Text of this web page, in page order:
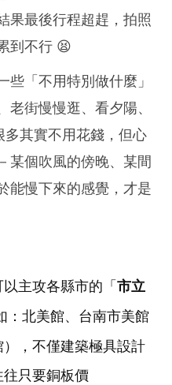
果最後行程超趕，拍照
到不行 😫
「不用特別做什麼」
街慢慢逛、看夕陽、
其實不用花錢，但心
某個吹風的傍晚、某間
能慢下來的感覺，才是
主攻各縣市的「市立
：北美館、台南市美館
，不僅建築極具設計
只要銅板價